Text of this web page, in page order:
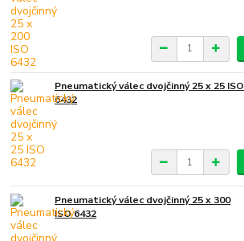
Pneumatický válec dvojčinný 25 x 25 ISO
6432
Pneumatický válec dvojčinný 25 x 300
ISO 6432